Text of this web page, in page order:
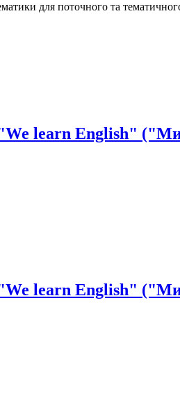
для поточного та
learn English"
learn English"